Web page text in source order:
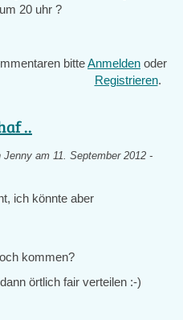
20 uhr ?
bitteAnmelden oder
Registrieren.
..
Jenny am 11. September 2012 -
ich könnte aber
kommen?
örtlich fair verteilen :-)